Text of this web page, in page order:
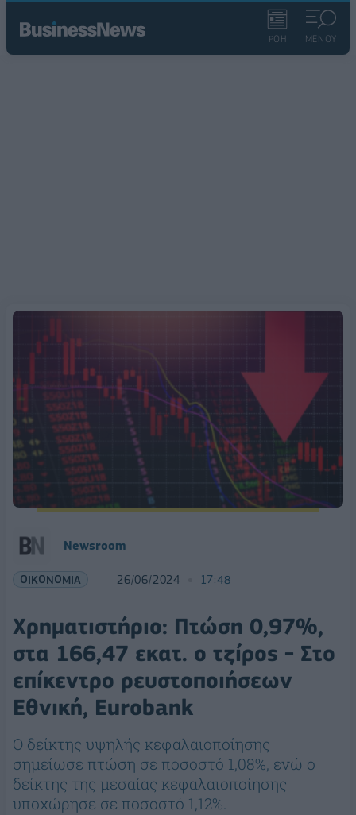
ΡΟΗ ΜΕΝΟΥ
Newsroom
ΟΙΚΟΝΟΜΙΑ 26/06/2024 17:48
Χρηματιστήριο: Πτώση 0,97%,
στα 166,47 εκατ. ο τζίρος - Στο
επίκεντρο ρευστοποιήσεων
Εθνική, Eurobank
O δείκτης υψηλής κεφαλαιοποίησης
σημείωσε πτώση σε ποσοστό 1,08%, ενώ ο
δείκτης της μεσαίας κεφαλαιοποίησης
υποχώρησε σε ποσοστό 1,12%.